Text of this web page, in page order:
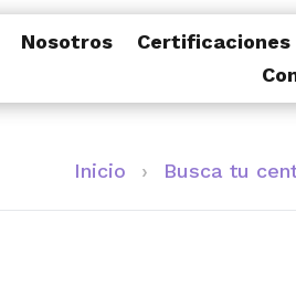
Nosotros Certificaciones
Inicio › Busca tu